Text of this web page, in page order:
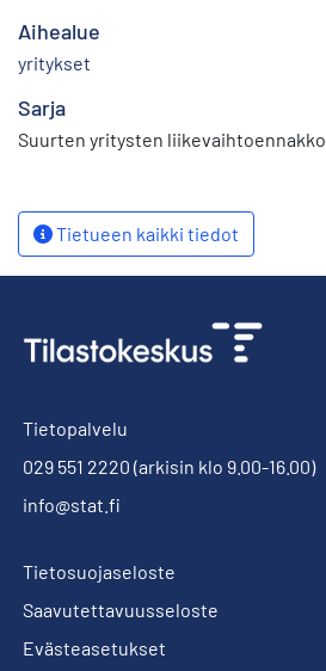
Aihealue
yritykset
Sarja
Suurten yritysten liikevaihtoennakko
Tietueen kaikki tiedot
Tietopalvelu
029 551 2220 (arkisin klo 9.00-16.00)
info@stat.fi
Tietosuojaseloste
Saavutettavuusseloste
Evästeasetukset